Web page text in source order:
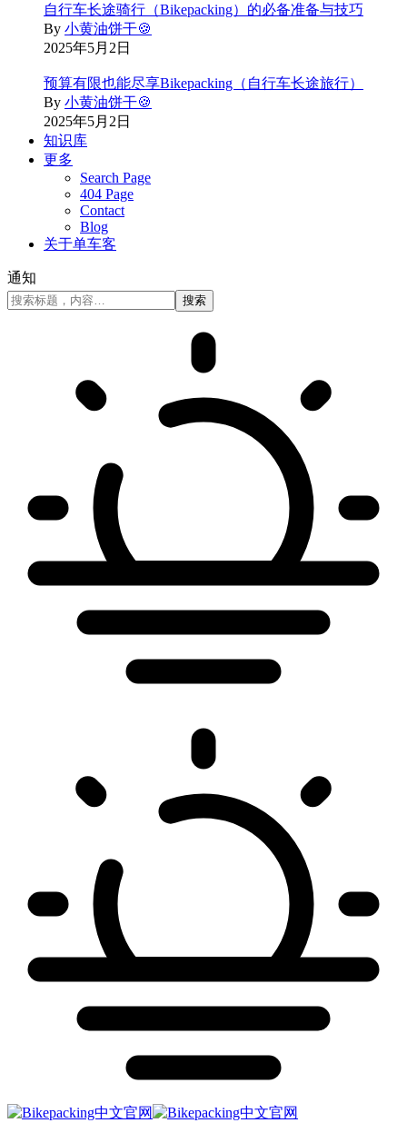
自行车长途骑行（Bikepacking）的必备准备与技巧
By 小黄油饼干🍪
2025年5月2日
预算有限也能尽享Bikepacking（自行车长途旅行）
By 小黄油饼干🍪
2025年5月2日
知识库
更多
Search Page
404 Page
Contact
Blog
关于单车客
通知